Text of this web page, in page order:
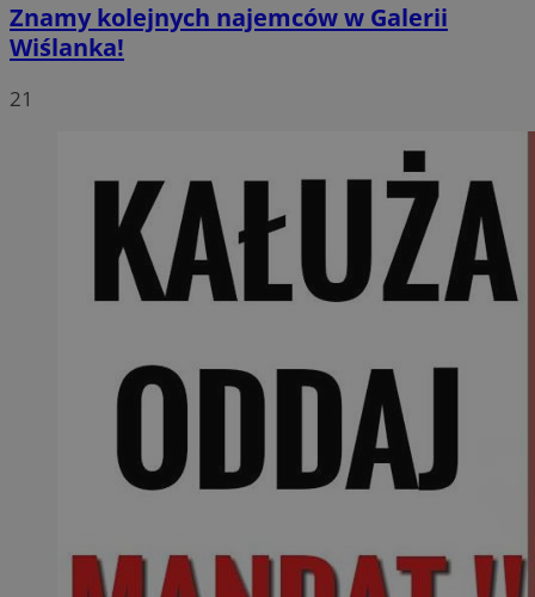
Znamy kolejnych najemców w Galerii
Wiślanka!
21